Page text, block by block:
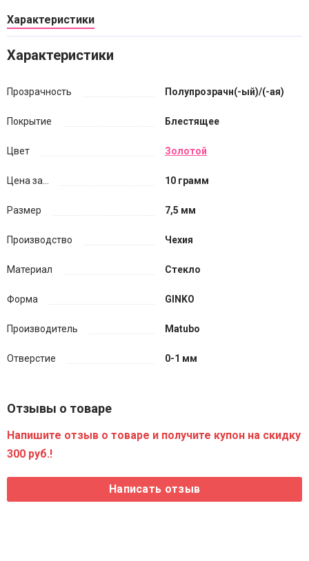
Характеристики
Характеристики
Прозрачность Полупрозрачн(-ый)/(-ая)
Покрытие Блестящее
Цвет Золотой
Цена за... 10 грамм
Размер 7,5 мм
Производство Чехия
Материал Стекло
Форма GINKO
Производитель Matubo
Отверстие 0-1 мм
Отзывы о товаре
Напишите отзыв о товаре и получите купон на скидку
300 руб.!